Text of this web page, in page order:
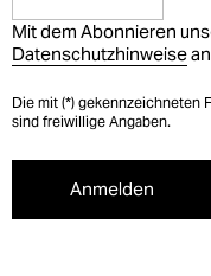
Mit dem Abonnieren
Datenschutzhinweise
Die mit (*) gekennzeichneten
sind freiwillige Angaben.
Anmelden